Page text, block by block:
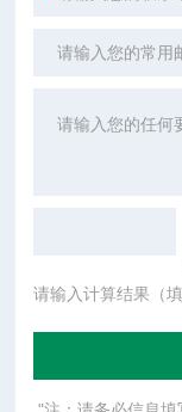
请输入计算结果（